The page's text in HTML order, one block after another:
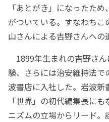
「あとがき」になったた
がついている。すなわち
山さんによる吉野さんへの
1899年生まれの吉野さ
験、さらには治安維持法
波書店に入社した。岩波新
「世界」の初代編集長に
ニズムの立場からリード